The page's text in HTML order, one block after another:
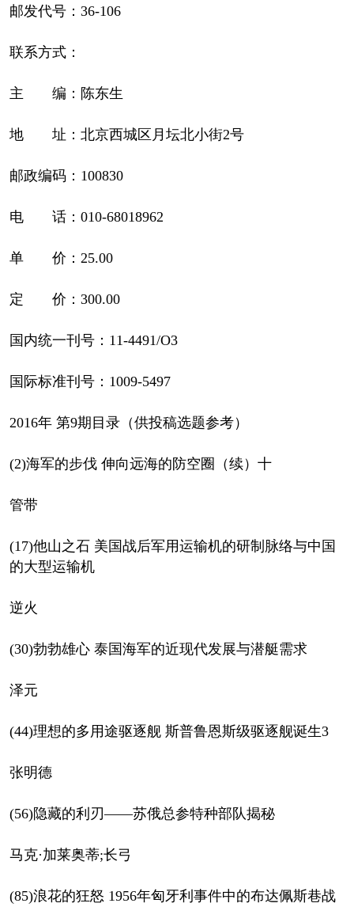
邮发代号：36-106
联系方式：
主 编：陈东生
地 址：北京西城区月坛北小街2号
邮政编码：100830
电 话：010-68018962
单 价：25.00
定 价：300.00
国内统一刊号：11-4491/O3
国际标准刊号：1009-5497
2016年 第9期目录（供投稿选题参考）
(2)海军的步伐 伸向远海的防空圈（续）十
管带
(17)他山之石 美国战后军用运输机的研制脉络与中国
的大型运输机
逆火
(30)勃勃雄心 泰国海军的近现代发展与潜艇需求
泽元
(44)理想的多用途驱逐舰 斯普鲁恩斯级驱逐舰诞生3
张明德
(56)隐藏的利刃——苏俄总参特种部队揭秘
马克·加莱奥蒂;长弓
(85)浪花的狂怒 1956年匈牙利事件中的布达佩斯巷战